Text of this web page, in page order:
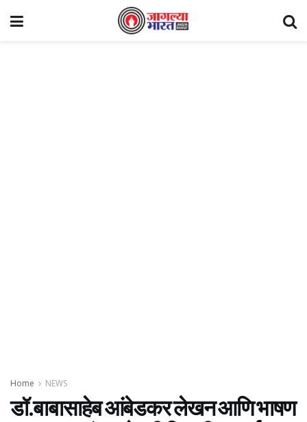
Home NEWS
डॉ.बाबासाहेब आंबेडकर लेखन आणि भाषण